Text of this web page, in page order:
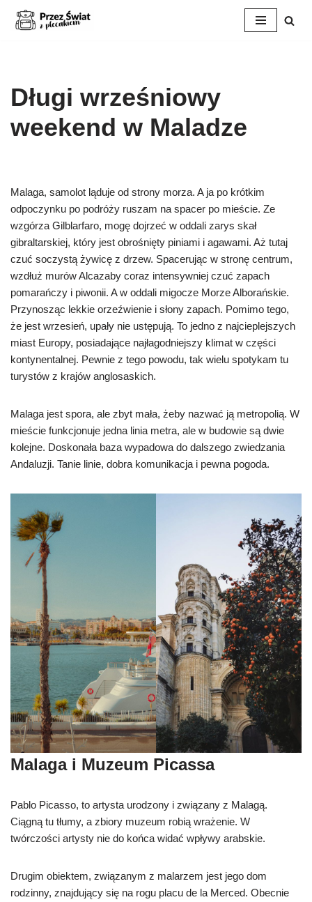
Długi wrześniowy
weekend w Maladze
Malaga, samolot ląduje od strony morza. A ja po krótkim
odpoczynku po podróży ruszam na spacer po mieście. Ze
wzgórza Gilblarfaro, mogę dojrzeć w oddali zarys skał
gibraltarskiej, który jest obrośnięty piniami i agawami. Aż tutaj
czuć soczystą żywicę z drzew. Spacerując w stronę centrum,
wzdłuż murów Alcazaby coraz intensywniej czuć zapach
pomarańczy i piwonii. A w oddali migocze Morze Alborańskie.
Przynosząc lekkie orzeźwienie i słony zapach. Pomimo tego,
że jest wrzesień, upały nie ustępują. To jedno z najcieplejszych
miast Europy, posiadające najłagodniejszy klimat w części
kontynentalnej. Pewnie z tego powodu, tak wielu spotykam tu
turystów z krajów anglosaskich.
Malaga jest spora, ale zbyt mała, żeby nazwać ją metropolią. W
mieście funkcjonuje jedna linia metra, ale w budowie są dwie
kolejne. Doskonała baza wypadowa do dalszego zwiedzania
Andaluzji. Tanie linie, dobra komunikacja i pewna pogoda.
Malaga i Muzeum Picassa
Pablo Picasso, to artysta urodzony i związany z Malagą.
Ciągną tu tłumy, a zbiory muzeum robią wrażenie. W
twórczości artysty nie do końca widać wpływy arabskie.
Drugim obiektem, związanym z malarzem jest jego dom
rodzinny, znajdujący się na rogu placu de la Merced. Obecnie